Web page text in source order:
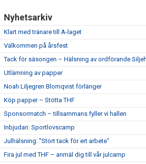
Nyhetsarkiv
Klart med tränare till A-laget
Välkommen på årsfest
Tack för säsongen – Hälsning av ordförande
Utlämning av papper
Noah Liljegren Blomqvist förlänger
Köp papper – Stötta THF
Sponsormatch – tillsammans fyller vi hallen
Inbjudan: Sportlovscamp
Julhälsning: "Stort tack för ert arbete"
Fira jul med THF – anmäl dig till vår julcamp